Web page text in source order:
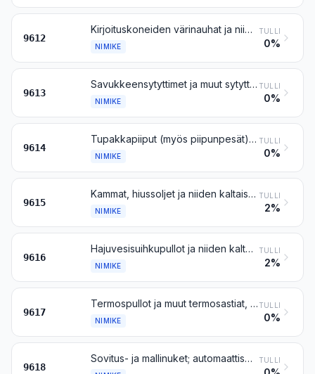
9612
Kirjoituskoneiden värinauhat ja niiden kaltaiset värinauhat, joihin on imeytetty väri tai joita on muuten valmistettu jättämään painantajälkeä, myös keloilla tai kaseteissa; värityynyt, myös jos niihin on imeytetty väri, koteloineen tai ilman
NIMIKE
TULLI
0%
9613
Savukkeensytyttimet ja muut sytyttimet (ei kuitenkaan nimikkeen 3603 sytyttimet), myös mekaaniset tai sähköllä toimivat, sekä niiden osat, ei kuitenkaan sytyttimenkivet ja -sydämet
NIMIKE
TULLI
0%
9614
Tupakkapiiput (myös piipunpesät), sikari- tai savukeimukkeet sekä niiden osat
NIMIKE
TULLI
0%
9615
Kammat, hiussoljet ja niiden kaltaiset esineet; hiusneulat, hiuspinteet, papiljotit ja niiden kaltaiset esineet, muut kuin nimikkeeseen 8516 kuuluvat, sekä niiden osat
NIMIKE
TULLI
2%
9616
Hajuvesisuihkupullot ja niiden kaltaiset toalettisuihkupullot sekä niiden helat ja suihkutuspäät; puuterihuiskut ja tyynyt kosmeettisia tai toalettivalmisteita varten
NIMIKE
TULLI
2%
9617
Termospullot ja muut termosastiat, täydelliset; niiden osat, muut kuin lasisäiliöt
NIMIKE
TULLI
0%
9618
Sovitus- ja mallinuket; automaattiset ja muut liikkuvat esittelyvälineet, joita käytetään näyteikkunoiden somistamiseen TULLI